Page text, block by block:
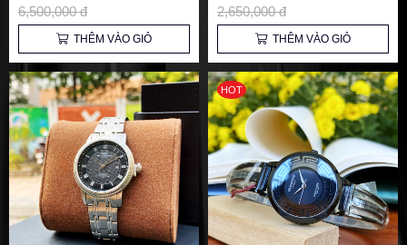
6,500,000 đ
THÊM VÀO GIỎ
2,650,000 đ
THÊM VÀO GIỎ
HOT